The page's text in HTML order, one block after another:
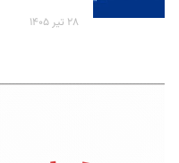
۲۸ تیر ۱۴۰۵